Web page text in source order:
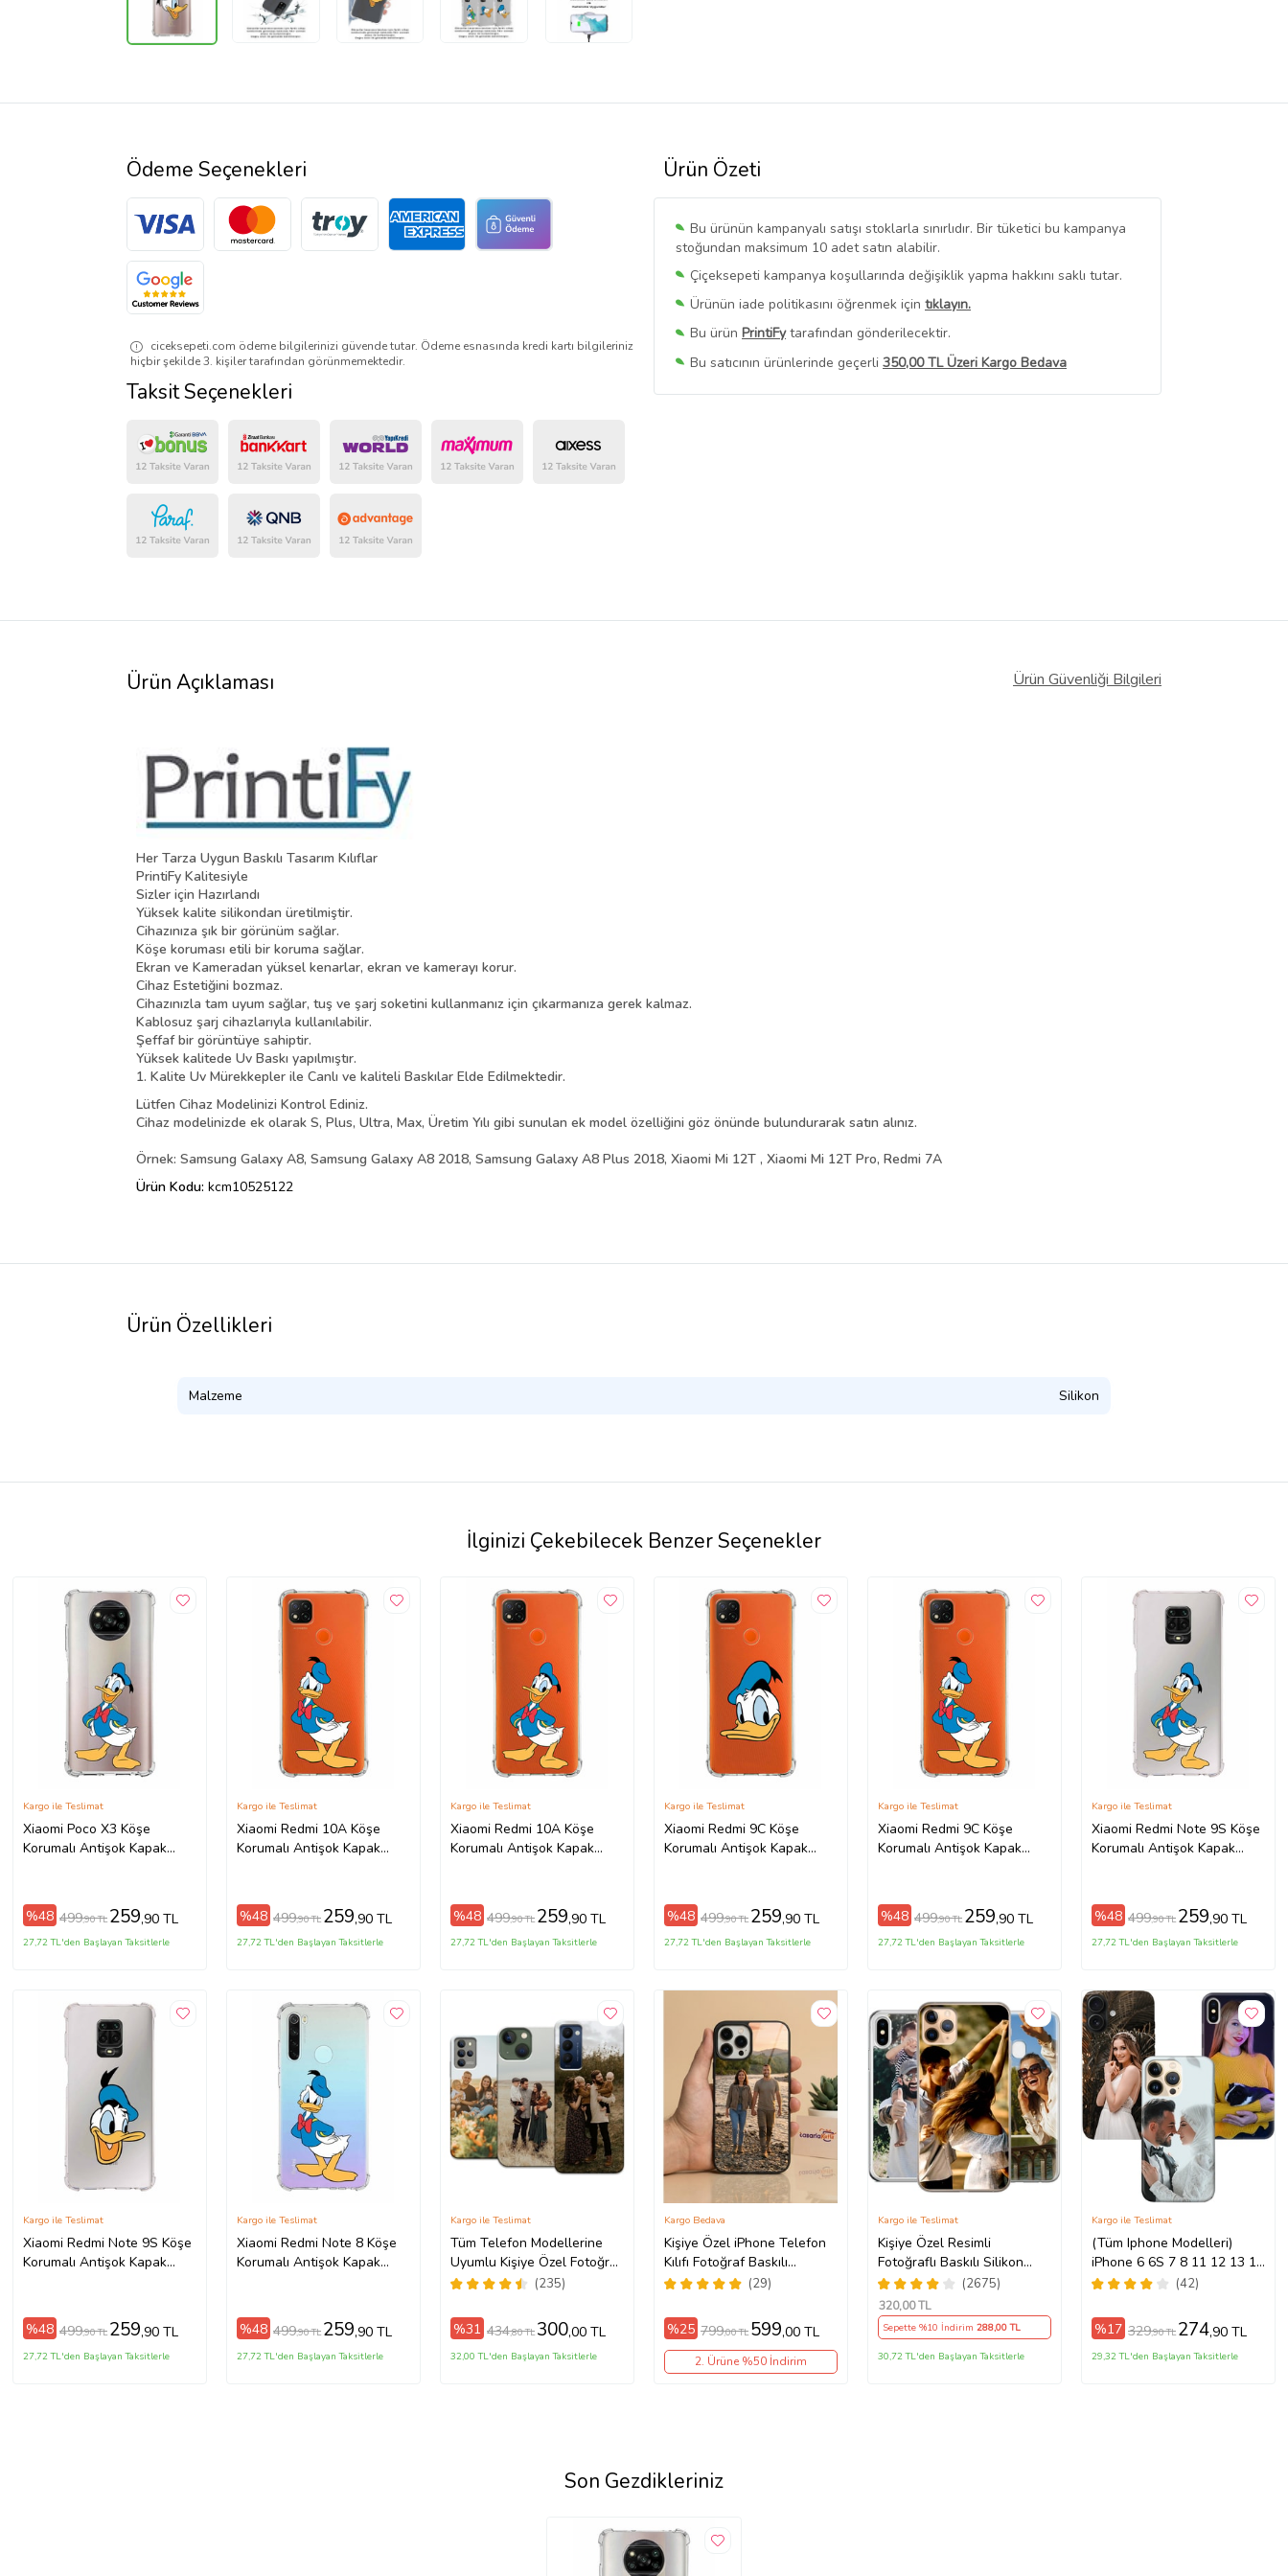
Ürün Özeti
Bu ürünün kampanyalı satışı stoklarla sınırlıdır. Bir tüketici bu kampanya
stoğundan maksimum 10 adet satın alabilir.
Çiçeksepeti kampanya koşullarında değişiklik yapma hakkını saklı tutar.
Ürünün iade politikasını öğrenmek için tıklayın.
Bu ürün PrintiFytarafından gönderilecektir.
Bu satıcının ürünlerinde geçerli 350,00 TL Üzeri Kargo Bedava
Bu SatıcınınTüm Ürünlerini Görüntüle
Ödeme Seçenekleri
ciceksepeti.com ödeme bilgilerinizi güvende tutar. Ödeme esnasında kredi kartı bilgileriniz
hiçbir şekilde 3. kişiler tarafından görünmemektedir.
Taksit Seçenekleri
Ürün Açıklaması Ürün Güvenliği Bilgileri
Her Tarza Uygun Baskılı Tasarım Kılıflar
PrintiFy Kalitesiyle
Sizler için Hazırlandı
Yüksek kalite silikondan üretilmiştir.
Cihazınıza şık bir görünüm sağlar.
Köşe koruması etili bir koruma sağlar.
Ekran ve Kameradan yüksel kenarlar, ekran ve kamerayı korur.
Cihaz Estetiğini bozmaz.
Cihazınızla tam uyum sağlar, tuş ve şarj soketini kullanmanız için çıkarmanıza gerek kalmaz.
Kablosuz şarj cihazlarıyla kullanılabilir.
Şeffaf bir görüntüye sahiptir.
Yüksek kalitede Uv Baskı yapılmıştır.
1. Kalite Uv Mürekkepler ile Canlı ve kaliteli Baskılar Elde Edilmektedir.
Lütfen Cihaz Modelinizi Kontrol Ediniz.
Cihaz modelinizde ek olarak S, Plus, Ultra, Max, Üretim Yılı gibi sunulan ek model özelliğini göz önünde bulundurarak satın alınız.
Örnek: Samsung Galaxy A8, Samsung Galaxy A8 2018, Samsung Galaxy A8 Plus 2018, Xiaomi Mi 12T , Xiaomi Mi 12T Pro, Redmi 7A
Ürün Kodu: kcm10525122
Ürün Özellikleri
Malzeme Silikon
İlginizi Çekebilecek Benzer Seçenekler
Xiaomi Poco X3 Köşe
Korumalı Antişok Kapak
Kargo ile Teslimat
%48 499,90 TL 259,90 TL
27,72 TL'den Başlayan Taksitlerle
Xiaomi Redmi 10A Köşe
Korumalı Antişok Kapak
Kargo ile Teslimat
%48 499,90 TL 259,90 TL
27,72 TL'den Başlayan Taksitlerle
Xiaomi Redmi 10A Köşe
Korumalı Antişok Kapak
Kargo ile Teslimat
%48 499,90 TL 259,90 TL
27,72 TL'den Başlayan Taksitlerle
Xiaomi Redmi 9C Köşe
Korumalı Antişok Kapak
Kargo ile Teslimat
%48 499,90 TL 259,90 TL
27,72 TL'den Başlayan Taksitlerle
Xiaomi Redmi 9C Köşe
Korumalı Antişok Kapak
Kargo ile Teslimat
%48 499,90 TL 259,90 TL
27,72 TL'den Başlayan Taksitlerle
Xiaomi Redmi Note 9S Köşe
Korumalı Antişok Kapak
Kargo ile Teslimat
%48 499,90 TL 259,90 TL
27,72 TL'den Başlayan Taksitlerle
Xiaomi Redmi Note 9S Köşe
Korumalı Antişok Kapak
Kargo ile Teslimat
%48 499,90 TL 259,90 TL
27,72 TL'den Başlayan Taksitlerle
Xiaomi Redmi Note 8 Köşe
Korumalı Antişok Kapak
Kargo ile Teslimat
%48 499,90 TL 259,90 TL
27,72 TL'den Başlayan Taksitlerle
Tüm Telefon Modellerine
Uyumlu Kişiye Özel Fotoğraf
Baskılı Telefon Kılıfı
(235)
Kargo ile Teslimat
%31 434,80 TL 300,00 TL
32,00 TL'den Başlayan Taksitlerle
Kişiye Özel iPhone Telefon
Kılıfı Fotoğraf Baskılı
11/13/14/14Pro/14ProMax/15/15Pro/15ProMax/16/16e/16Plus/16Pro/16ProMax/17/17Air/17Pro/
(29)
Kargo Bedava
%25 799,00 TL 599,00 TL
2. Ürüne %50 İndirim
Kişiye Özel Resimli
Fotoğraflı Baskılı Silikon
Telefon Kılıfı Kapak Kılıf
(Telefon Modelleri
Açıklamada)
(2675)
Kargo ile Teslimat
320,00 TL
Sepette %10 İndirim288,00 TL
30,72 TL'den Başlayan Taksitlerle
(Tüm Iphone Modelleri)
iPhone 6 6S 7 8 11 12 13 14
15 16 17 Pro Max Plus Mini
Fotoğraflı Kılıf
(42)
Kargo ile Teslimat
%17 329,90 TL 274,90 TL
29,32 TL'den Başlayan Taksitlerle
Son Gezdikleriniz